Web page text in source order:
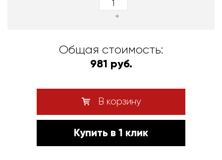
+
Общая стоимость:
981 руб.
В корзину
Купить в 1 клик